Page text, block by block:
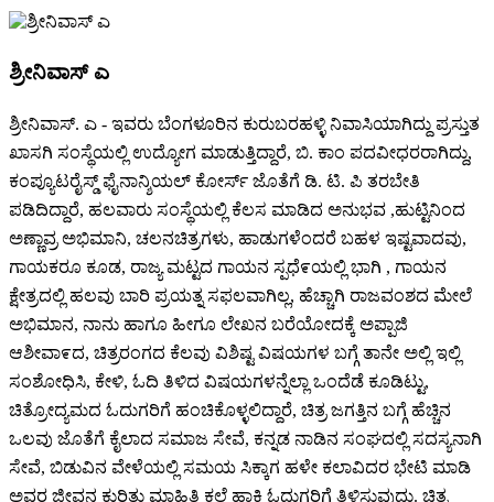
ಶ್ರೀನಿವಾಸ್ ಎ
ಶ್ರೀನಿವಾಸ್. ಎ - ಇವರು ಬೆಂಗಳೂರಿನ ಕುರುಬರಹಳ್ಳಿ ನಿವಾಸಿಯಾಗಿದ್ದು ಪ್ರಸ್ತುತ
ಖಾಸಗಿ ಸಂಸ್ಥೆಯಲ್ಲಿ ಉದ್ಯೋಗ ಮಾಡುತ್ತಿದ್ದಾರೆ, ಬಿ. ಕಾಂ ಪದವೀಧರರಾಗಿದ್ದು,
ಕಂಪ್ಯೂಟರೈಸ್ಡ್ ಫೈನಾನ್ಶಿಯಲ್ ಕೋರ್ಸ್ ಜೊತೆಗೆ ಡಿ. ಟಿ. ಪಿ ತರಬೇತಿ
ಪಡಿದಿದ್ದಾರೆ, ಹಲವಾರು ಸಂಸ್ಥೆಯಲ್ಲಿ ಕೆಲಸ ಮಾಡಿದ ಅನುಭವ ,ಹುಟ್ಟಿನಿಂದ
ಅಣ್ಣಾವ್ರ ಅಭಿಮಾನಿ, ಚಲನಚಿತ್ರಗಳು, ಹಾಡುಗಳೆಂದರೆ ಬಹಳ ಇಷ್ಟವಾದವು,
ಗಾಯಕರೂ ಕೂಡ, ರಾಜ್ಯ ಮಟ್ಟದ ಗಾಯನ ಸ್ಪಧೆ೯ಯಲ್ಲಿ ಭಾಗಿ , ಗಾಯನ
ಕ್ಷೇತ್ರದಲ್ಲಿ ಹಲವು ಬಾರಿ ಪ್ರಯತ್ನ ಸಫಲವಾಗಿಲ್ಲ, ಹೆಚ್ಚಾಗಿ ರಾಜವಂಶದ ಮೇಲೆ
ಅಭಿಮಾನ, ನಾನು ಹಾಗೂ ಹೀಗೂ ಲೇಖನ ಬರೆಯೋದಕ್ಕೆ ಅಪ್ಪಾಜಿ
ಆಶೀವಾ೯ದ, ಚಿತ್ರರಂಗದ ಕೆಲವು ವಿಶಿಷ್ಟ ವಿಷಯಗಳ ಬಗ್ಗೆ ತಾನೇ ಅಲ್ಲಿ ಇಲ್ಲಿ
ಸಂಶೋಧಿಸಿ, ಕೇಳಿ, ಓದಿ ತಿಳಿದ ವಿಷಯಗಳನ್ನೆಲ್ಲಾ ಒಂದೆಡೆ ಕೂಡಿಟ್ಟು,
ಚಿತ್ರೋದ್ಯಮದ ಓದುಗರಿಗೆ ಹಂಚಿಕೊಳ್ಳಲಿದ್ದಾರೆ, ಚಿತ್ರ ಜಗತ್ತಿನ ಬಗ್ಗೆ ಹೆಚ್ಚಿನ
ಒಲವು ಜೊತೆಗೆ ಕೈಲಾದ ಸಮಾಜ ಸೇವೆ, ಕನ್ನಡ ನಾಡಿನ ಸಂಘದಲ್ಲಿ ಸದಸ್ಯನಾಗಿ
ಸೇವೆ, ಬಿಡುವಿನ ವೇಳೆಯಲ್ಲಿ ಸಮಯ ಸಿಕ್ಕಾಗ ಹಳೇ ಕಲಾವಿದರ ಭೇಟಿ ಮಾಡಿ
ಅವರ ಜೀವನ ಕುರಿತು ಮಾಹಿತಿ ಕಲೆ ಹಾಕಿ ಓದುಗರಿಗೆ ತಿಳಿಸುವುದು. ಚಿತ್ರ